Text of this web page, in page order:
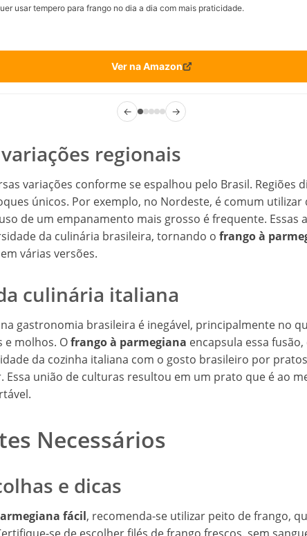
usar tempero para frango no dia a dia com mais praticidade.
Ver na Amazon
← →
regionais
variações conforme se espalhou pelo Brasil. Regiões
únicos. Por exemplo, no Nordeste, é comum utilizar
de um empanamento mais grosso é frequente. Essas
da culinária brasileira, tornando o frango à
várias versões.
culinária italiana
gastronomia brasileira é inegável, principalmente no
e molhos. Ofrango à parmegiana encapsula essa
da cozinha italiana com o gosto brasileiro por
Essa união de culturas resultou em um prato que é ao
Necessários
e dicas
fácil, recomenda-se utilizar peito de frango,